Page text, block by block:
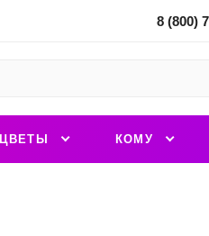
8 (800)
ЦВЕТЫ КОМУ